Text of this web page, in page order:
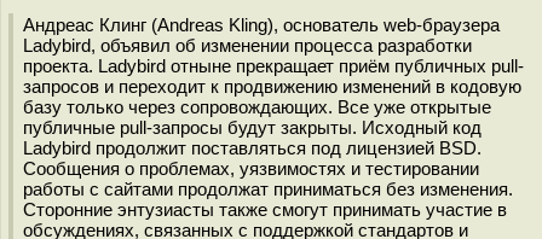
Андреас Клинг (Andreas Kling), основатель web-браузера
Ladybird, объявил об изменении процесса разработки
проекта. Ladybird отныне прекращает приём публичных pull-
запросов и переходит к продвижению изменений в кодовую
базу только через сопровождающих. Все уже открытые
публичные pull-запросы будут закрыты. Исходный код
Ladybird продолжит поставляться под лицензией BSD.
Сообщения о проблемах, уязвимостях и тестировании
работы с сайтами продолжат приниматься без изменения.
Сторонние энтузиасты также смогут принимать участие в
обсуждениях, связанных с поддержкой стандартов и